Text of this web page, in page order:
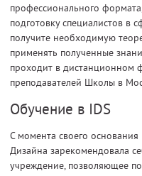
профессионального
подготовку специалистов в
получите необходимую
применять полученные
проходит в дистанционном
преподавателей Школы в
Обучение в IDS
С момента своего
Дизайна зарекомендовала
учреждение, позволяющее